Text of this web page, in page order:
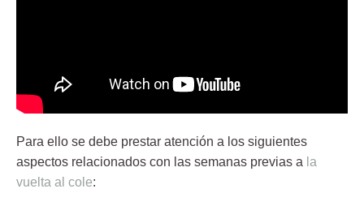
Para ello se debe prestar atención a los siguientes
aspectos relacionados con las semanas previas a la
vuelta al cole: